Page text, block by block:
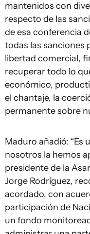
mantenidos con
respecto de las
de esa conferencia
todas las sanciones
libertad comercial,
recuperar todo lo
económico,
el chantaje, la
permanente sobre
Maduro añadió: “Es
nosotros la hemos
presidente de la
Jorge Rodríguez,
acordado, con
participación de
un fondo